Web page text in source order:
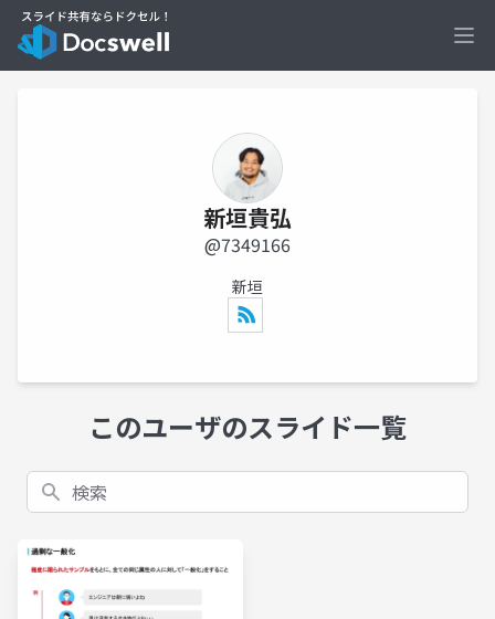
新垣貴弘
@7349166
新垣
このユーザのスライド一覧
検索